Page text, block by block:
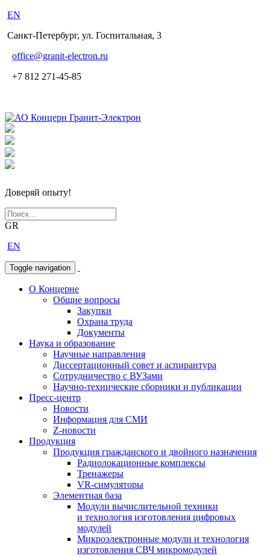
EN
Санкт-Петербург, ул. Госпитальная, 3
office@granit-electron.ru
+7 812 271-45-85
Доверяй опыту!
GR
EN
Toggle navigation
О Концерне
Общие вопросы
Закупки
Охрана труда
Документы
Наука и образование
Научные направления
Диссертационный совет и аспирантура
Сотрудничество с ВУЗами
Научно-технические сборники и публикации
Пресс-центр
Новости
Информация для СМИ
Z-новости
Продукция
Продукция гражданского и двойного назначения
Радиолокационные комплексы
Тренажеры
VR-симуляторы
Элементная база
Модули вычислительной техники
и технология изготовления цифровых
модулей
Микроэлектронные модули и технология
изготовления СВЧ микромодулей